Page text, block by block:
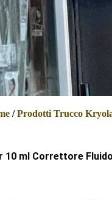
/Prodotti Trucco
10 ml Correttore Fluido